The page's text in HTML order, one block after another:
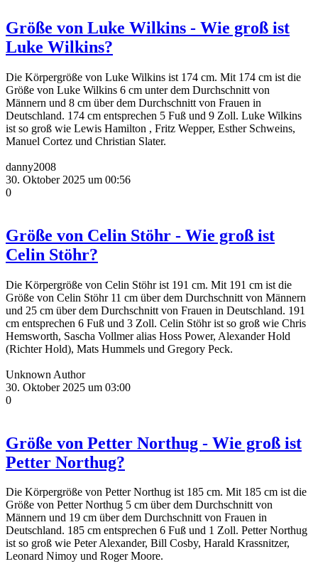
Größe von Luke Wilkins - Wie groß ist
Luke Wilkins?
Die Körpergröße von Luke Wilkins ist 174 cm. Mit 174 cm ist die
Größe von Luke Wilkins 6 cm unter dem Durchschnitt von
Männern und 8 cm über dem Durchschnitt von Frauen in
Deutschland. 174 cm entsprechen 5 Fuß und 9 Zoll. Luke Wilkins
ist so groß wie Lewis Hamilton , Fritz Wepper, Esther Schweins,
Manuel Cortez und Christian Slater.
danny2008
30. Oktober 2025 um 00:56
0
Größe von Celin Stöhr - Wie groß ist
Celin Stöhr?
Die Körpergröße von Celin Stöhr ist 191 cm. Mit 191 cm ist die
Größe von Celin Stöhr 11 cm über dem Durchschnitt von Männern
und 25 cm über dem Durchschnitt von Frauen in Deutschland. 191
cm entsprechen 6 Fuß und 3 Zoll. Celin Stöhr ist so groß wie Chris
Hemsworth, Sascha Vollmer alias Hoss Power, Alexander Hold
(Richter Hold), Mats Hummels und Gregory Peck.
Unknown Author
30. Oktober 2025 um 03:00
0
Größe von Petter Northug - Wie groß ist
Petter Northug?
Die Körpergröße von Petter Northug ist 185 cm. Mit 185 cm ist die
Größe von Petter Northug 5 cm über dem Durchschnitt von
Männern und 19 cm über dem Durchschnitt von Frauen in
Deutschland. 185 cm entsprechen 6 Fuß und 1 Zoll. Petter Northug
ist so groß wie Peter Alexander, Bill Cosby, Harald Krassnitzer,
Leonard Nimoy und Roger Moore.